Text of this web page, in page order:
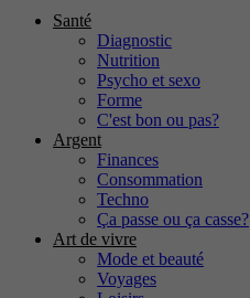
Santé
Diagnostic
Nutrition
Psycho et sexo
Forme
C'est bon ou pas?
Argent
Finances
Consommation
Techno
Ça passe ou ça casse?
Art de vivre
Mode et beauté
Voyages